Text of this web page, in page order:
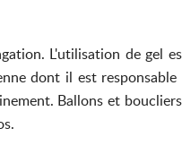
L'utilisation de gel
dont il est
Ballons et